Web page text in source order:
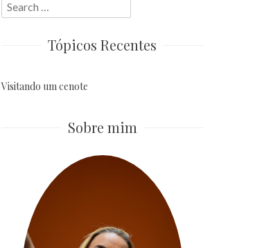
Search
for:
Tópicos Recentes
Visitando um cenote
Sobre mim